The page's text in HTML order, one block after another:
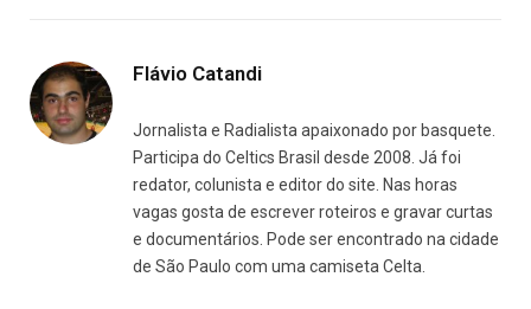
Flávio Catandi
Jornalista e Radialista apaixonado por basquete.
Participa do Celtics Brasil desde 2008. Já foi
redator, colunista e editor do site. Nas horas
vagas gosta de escrever roteiros e gravar curtas
e documentários. Pode ser encontrado na cidade
de São Paulo com uma camiseta Celta.